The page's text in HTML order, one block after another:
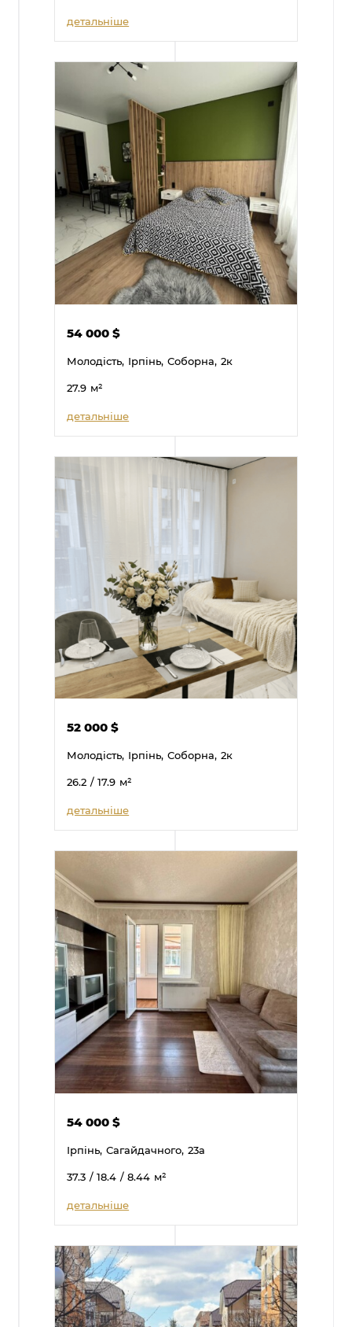
детальніше
54 000$
Молодість, Ірпінь, Соборна, 2к
27.9 м²
детальніше
52 000$
Молодість, Ірпінь, Соборна, 2к
26.2 / 17.9 м²
детальніше
54 000$
Ірпінь, Сагайдачного, 23а
37.3 / 18.4 / 8.44 м²
детальніше